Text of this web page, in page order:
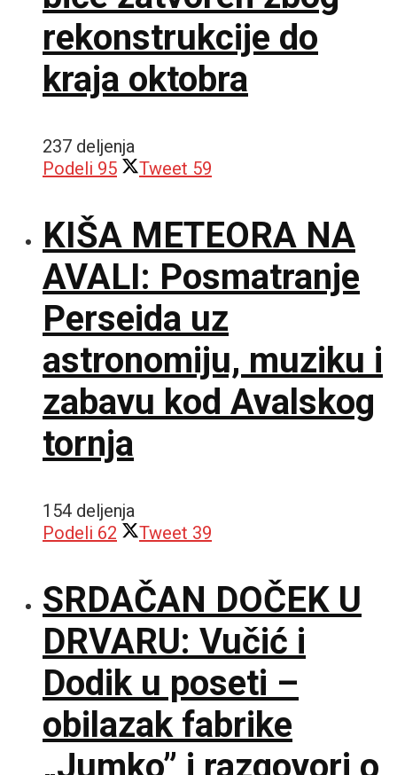
rekonstrukcije do
kraja oktobra
237 deljenja
Podeli 95 Tweet 59
KIŠA METEORA NA
AVALI: Posmatranje
Perseida uz
astronomiju, muziku i
zabavu kod Avalskog
tornja
154 deljenja
Podeli 62 Tweet 39
SRDAČAN DOČEK U
DRVARU: Vučić i
Dodik u poseti –
obilazak fabrike
„Jumko” i razgovori o